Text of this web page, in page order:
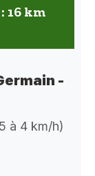
16 km
-
à 4 km/h)